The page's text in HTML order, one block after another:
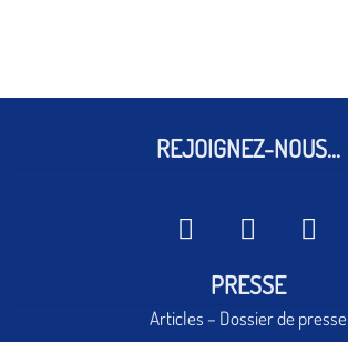
REJOIGNEZ-NOUS...
PRESSE
Articles – Dossier de presse